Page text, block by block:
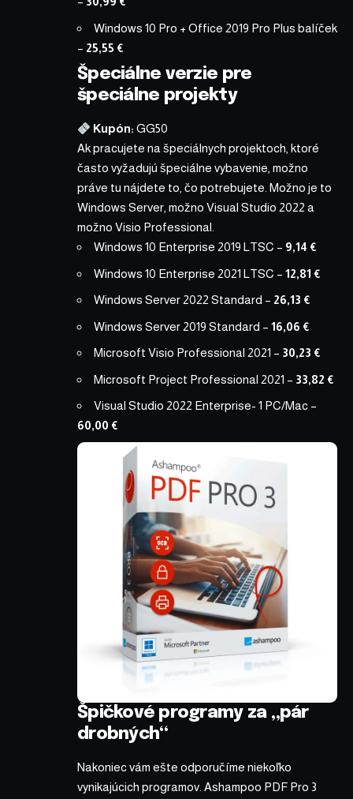
Windows 10 Pro + Office 2019 Pro Plus balíček
– 25,55 €
Špeciálne verzie pre
špeciálne projekty
Kupón: GG50
Ak pracujete na špeciálnych projektoch, ktoré
často vyžadujú špeciálne vybavenie, možno
práve tu nájdete to, čo potrebujete. Možno je to
Windows Server, možno Visual Studio 2022 a
možno Visio Professional.
Windows 10 Enterprise 2019 LTSC – 9,14 €
Windows 10 Enterprise 2021 LTSC – 12,81 €
Windows Server 2022 Standard – 26,13 €
Windows Server 2019 Standard – 16,06 €
Microsoft Visio Professional 2021 – 30,23 €
Microsoft Project Professional 2021 – 33,82 €
Visual Studio 2022 Enterprise- 1 PC/Mac –
60,00 €
Špičkové programy za „pár
drobných“
Nakoniec vám ešte odporučíme niekoľko
vynikajúcich programov. Ashampoo PDF Pro 3